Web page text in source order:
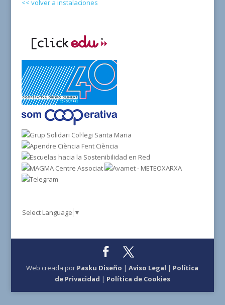
<< volver a instalaciones
Select Language ▼
Web creada por Pasku Diseño |Aviso Legal | Política
de Privacidad | Política de Cookies